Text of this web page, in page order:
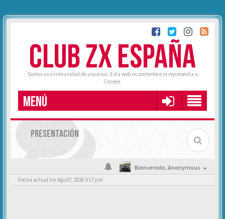
CLUB ZX ESPAÑA
Somos una comunidad de usuarios. Esta web no pertenece ni representa a
Citroën.
MENÚ
PRESENTACIÓN
Bienvenido,Anonymous
Fecha actual Vie Ago 07, 2026 3:17 pm